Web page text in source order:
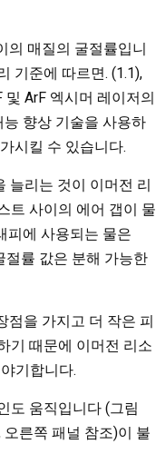
의 매질의 굴절률입니
기준에 따르면. (1.1),
ArF 엑시머 레이저의
향상 기술을 사용하
시킬 수 있습니다.
늘리는 것이 이머전 리
트 사이의 에어 갭이 물
피에 사용되는 물은
절률 값은 분해 가능한
점을 가지고 더 작은 피
기 때문에 이머전 리소
기합니다.
도 움직입니다 (그림
른쪽 패널 참조)이 불